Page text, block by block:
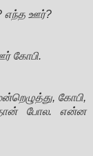
எந்த ஊர்?
கோபி.
கோபி,
போல. என்ன